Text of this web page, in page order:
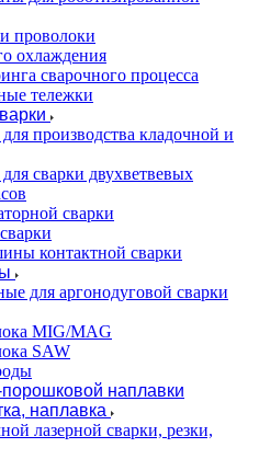
проволоки
охлаждения
сварочного процесса
тележки
производства кладочной и
сварки двухветвевых
сварки
контактной сварки
для аргонодуговой сварки
MIG/MAG
SAW
наплавки
наплавка
лазерной сварки, резки,